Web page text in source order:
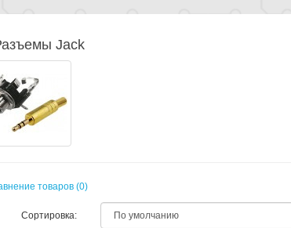
Jack
товаров (0)
Сортировка: